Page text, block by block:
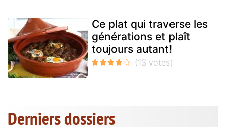
Ce plat qui traverse les
générations et plaît
toujours autant!
Derniers dossiers